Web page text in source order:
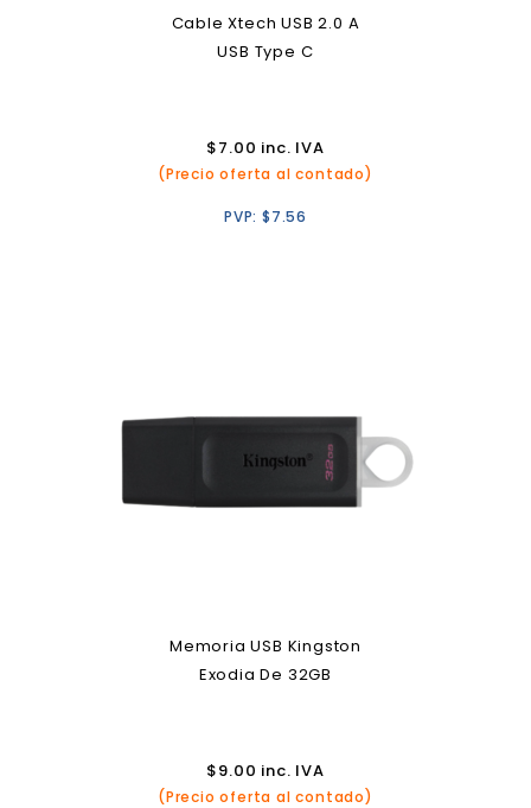
Cable Xtech USB 2.0 A
USB Type C
$7.00 inc. IVA
(Precio oferta al contado)
PVP: $7.56
Memoria USB Kingston
Exodia De 32GB
$9.00 inc. IVA
(Precio oferta al contado)